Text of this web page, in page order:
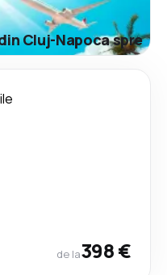
Cluj-Napoca spre
de la398 €